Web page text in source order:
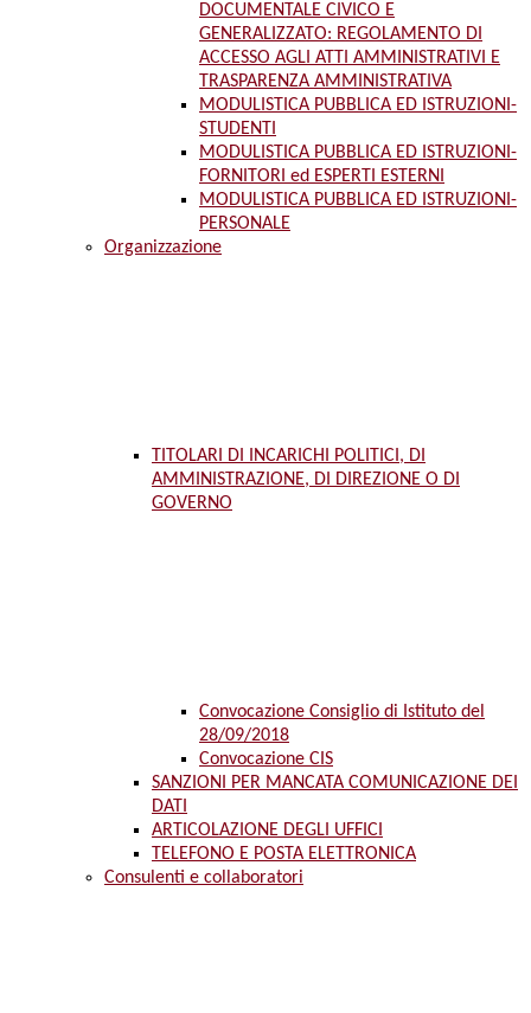
DOCUMENTALE CIVICO E
GENERALIZZATO: REGOLAMENTO DI
ACCESSO AGLI ATTI AMMINISTRATIVI E
TRASPARENZA AMMINISTRATIVA
MODULISTICA PUBBLICA ED ISTRUZIONI-
STUDENTI
MODULISTICA PUBBLICA ED ISTRUZIONI-
FORNITORI ed ESPERTI ESTERNI
MODULISTICA PUBBLICA ED ISTRUZIONI-
PERSONALE
Organizzazione
TITOLARI DI INCARICHI POLITICI, DI
AMMINISTRAZIONE, DI DIREZIONE O DI
GOVERNO
Convocazione Consiglio di Istituto del
28/09/2018
Convocazione CIS
SANZIONI PER MANCATA COMUNICAZIONE DEI
DATI
ARTICOLAZIONE DEGLI UFFICI
TELEFONO E POSTA ELETTRONICA
Consulenti e collaboratori